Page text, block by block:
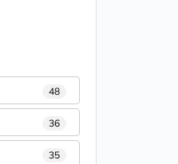
48
36
35